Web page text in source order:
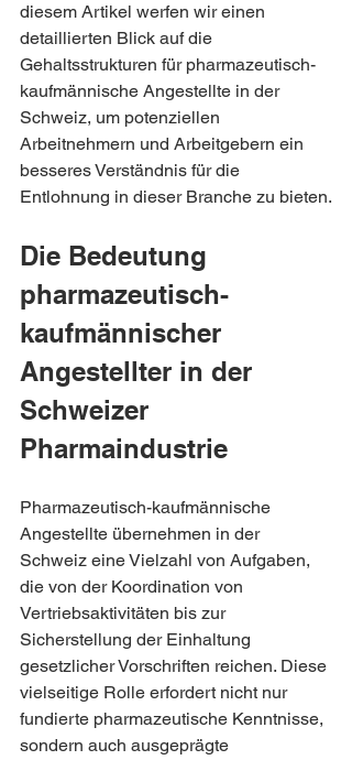
diesem Artikel werfen wir einen
detaillierten Blick auf die
Gehaltsstrukturen für pharmazeutisch-
kaufmännische Angestellte in der
Schweiz, um potenziellen
Arbeitnehmern und Arbeitgebern ein
besseres Verständnis für die
Entlohnung in dieser Branche zu bieten.
Die Bedeutung
pharmazeutisch-
kaufmännischer
Angestellter in der
Schweizer
Pharmaindustrie
Pharmazeutisch-kaufmännische
Angestellte übernehmen in der
Schweiz eine Vielzahl von Aufgaben,
die von der Koordination von
Vertriebsaktivitäten bis zur
Sicherstellung der Einhaltung
gesetzlicher Vorschriften reichen. Diese
vielseitige Rolle erfordert nicht nur
fundierte pharmazeutische Kenntnisse,
sondern auch ausgeprägte